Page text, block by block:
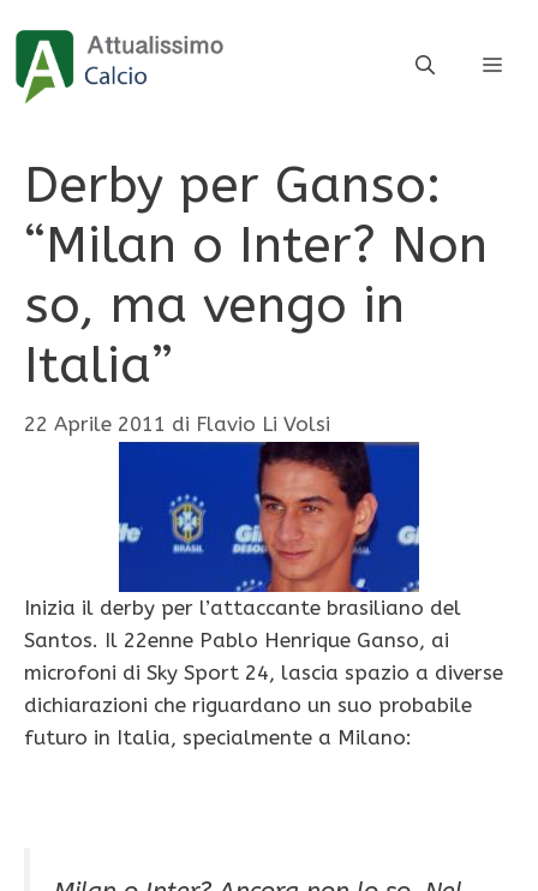
contenuto
Derby per Ganso:
“Milan o Inter? Non
so, ma vengo in
Italia”
22 Aprile 2011 di Flavio Li Volsi
Inizia il derby per l’attaccante brasiliano del
Santos. Il 22enne Pablo Henrique Ganso, ai
microfoni di Sky Sport 24, lascia spazio a diverse
dichiarazioni che riguardano un suo probabile
futuro in Italia, specialmente a Milano: